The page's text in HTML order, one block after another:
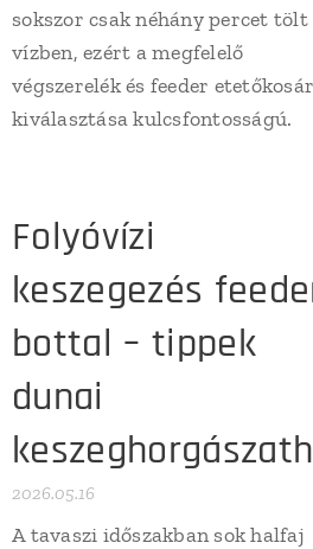
sokszor csak néhány percet tölt
vízben, ezért a megfelelő
végszerelék és feeder etetőkosár
kiválasztása kulcsfontosságú.
Folyóvízi
keszegezés
bottal – tippek
dunai
2026.05.16
A tavaszi időszakban sok halfaj